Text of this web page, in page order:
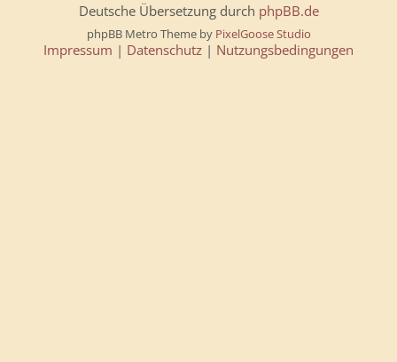
Deutsche Übersetzung durch phpBB.de
phpBB Metro Theme by PixelGoose Studio
Impressum | Datenschutz | Nutzungsbedingungen